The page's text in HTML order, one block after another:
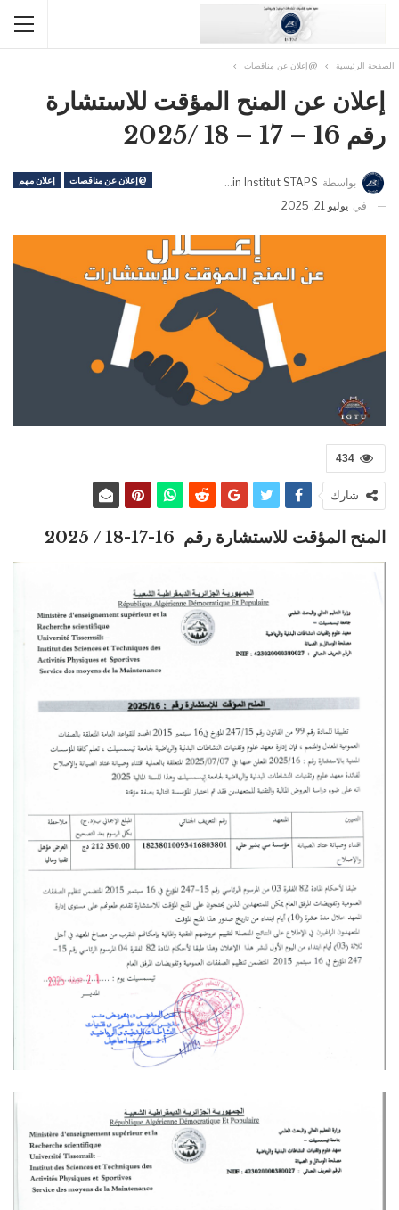
الصفحة الرئيسية @إعلان عن مناقصات
إعلان عن المنح المؤقت للاستشارة
رقم 16 – 17 – 18 /2025
@إعلان عن مناقصات إعلان مهم بواسطة Admin Institut STAPS
في يوليو 21, 2025
434
شارك
المنح المؤقت للاستشارة رقم 16-17-18 / 2025